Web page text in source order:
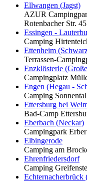
Ellwangen (Jagst)
AZUR
Rotenbacher Str.
Essingen -
Camping
Ettenheim
Terrassen-
Enzklösterle
Campingplatz
Engen (Hegau -
Camping
Ettersburg bei
Bad-Camp
Eberbach (Neckar)
Campingpark
Elbingerode
Camping am
Ehrenfriedersdorf
Camping
Echternacherbrück